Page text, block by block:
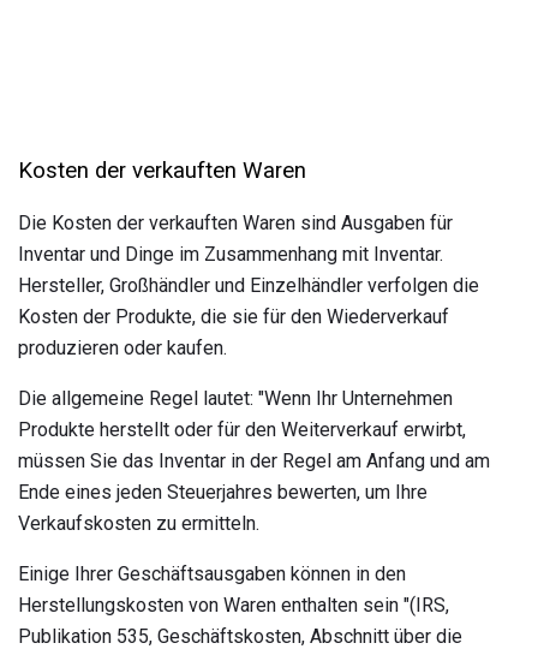
Kosten der verkauften Waren
Die Kosten der verkauften Waren sind Ausgaben für
Inventar und Dinge im Zusammenhang mit Inventar.
Hersteller, Großhändler und Einzelhändler verfolgen die
Kosten der Produkte, die sie für den Wiederverkauf
produzieren oder kaufen.
Die allgemeine Regel lautet: "Wenn Ihr Unternehmen
Produkte herstellt oder für den Weiterverkauf erwirbt,
müssen Sie das Inventar in der Regel am Anfang und am
Ende eines jeden Steuerjahres bewerten, um Ihre
Verkaufskosten zu ermitteln.
Einige Ihrer Geschäftsausgaben können in den
Herstellungskosten von Waren enthalten sein "(IRS,
Publikation 535, Geschäftskosten, Abschnitt über die